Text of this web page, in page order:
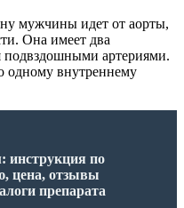
мужчины идет от аорты,
Она имеет два
подвздошными артериями.
одному внутреннему
инструкция по
цена, отзывы
препарата